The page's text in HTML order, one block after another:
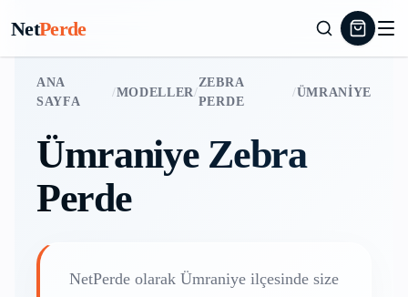
NetPerde
ANA
SAYFA
/MODELLER/
ZEBRA
PERDE
/ÜMRANIYE
Ümraniye Zebra
Perde
NetPerde olarak Ümraniye ilçesinde size